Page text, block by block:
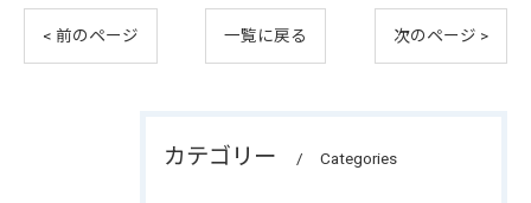
< 前のページ 一覧に戻る 次のページ >
カテゴリー Categories